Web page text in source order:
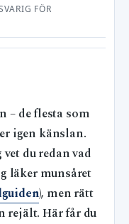
FÖR
– de flesta som
igen känslan.
du redan vad
läker munsåret
), men rätt
rejält. Här får du